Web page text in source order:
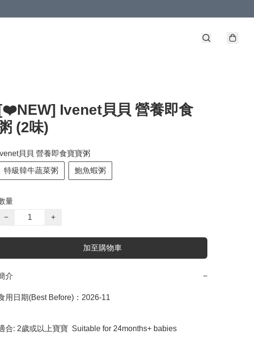
Ivenet貝貝 營養即食
(2味)
貝貝 營養即食寶寶粥
特級韓牛蔬菜粥 鮑魚蝦粥
量
−
+
加至購物車
介 −
用日期(Best Before)：2026-11
合: 2歲或以上寶寶  Suitable for 24months+ babies